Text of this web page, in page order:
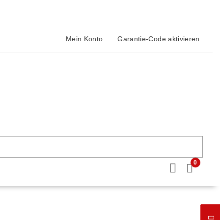
Mein Konto Garantie-Code aktivieren
0